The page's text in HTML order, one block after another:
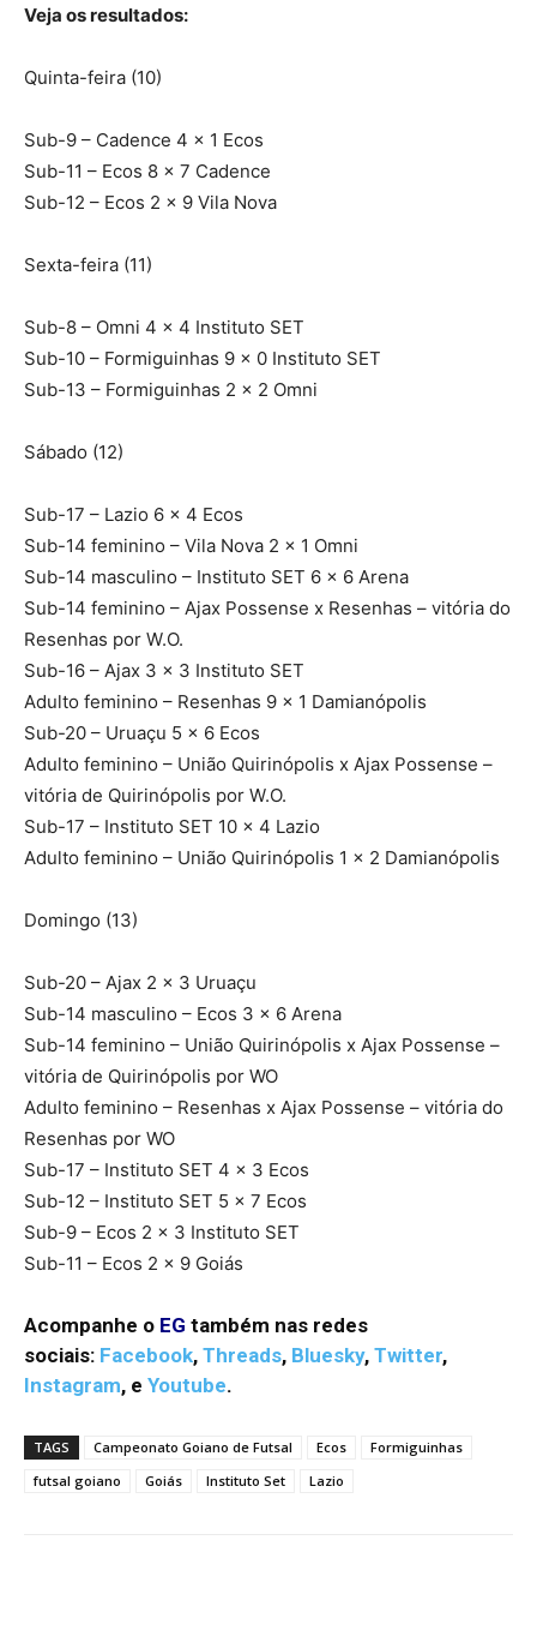
Veja os resultados:
Quinta-feira (10)
Sub-9 – Cadence 4 x 1 Ecos
Sub-11 – Ecos 8 x 7 Cadence
Sub-12 – Ecos 2 x 9 Vila Nova
Sexta-feira (11)
Sub-8 – Omni 4 x 4 Instituto SET
Sub-10 – Formiguinhas 9 x 0 Instituto SET
Sub-13 – Formiguinhas 2 x 2 Omni
Sábado (12)
Sub-17 – Lazio 6 x 4 Ecos
Sub-14 feminino – Vila Nova 2 x 1 Omni
Sub-14 masculino – Instituto SET 6 x 6 Arena
Sub-14 feminino – Ajax Possense x Resenhas – vitória do
Resenhas por W.O.
Sub-16 – Ajax 3 x 3 Instituto SET
Adulto feminino – Resenhas 9 x 1 Damianópolis
Sub-20 – Uruaçu 5 x 6 Ecos
Adulto feminino – União Quirinópolis x Ajax Possense –
vitória de Quirinópolis por W.O.
Sub-17 – Instituto SET 10 x 4 Lazio
Adulto feminino – União Quirinópolis 1 x 2 Damianópolis
Domingo (13)
Sub-20 – Ajax 2 x 3 Uruaçu
Sub-14 masculino – Ecos 3 x 6 Arena
Sub-14 feminino – União Quirinópolis x Ajax Possense –
vitória de Quirinópolis por WO
Adulto feminino – Resenhas x Ajax Possense – vitória do
Resenhas por WO
Sub-17 – Instituto SET 4 x 3 Ecos
Sub-12 – Instituto SET 5 x 7 Ecos
Sub-9 – Ecos 2 x 3 Instituto SET
Sub-11 – Ecos 2 x 9 Goiás
Acompanhe o EG também nas redes
sociais: Facebook, Threads, Bluesky, Twitter,
Instagram, e Youtube.
TAGS Campeonato Goiano de Futsal Ecos
Formiguinhas
futsal goiano
Goiás Instituto Set Lazio